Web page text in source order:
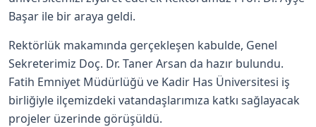
Başar ile bir araya geldi.
Rektörlük makamında gerçekleşen kabulde, Genel
Sekreterimiz Doç. Dr. Taner Arsan da hazır bulundu.
Fatih Emniyet Müdürlüğü ve Kadir Has Üniversitesi iş
birliğiyle ilçemizdeki vatandaşlarımıza katkı sağlayacak
projeler üzerinde görüşüldü.